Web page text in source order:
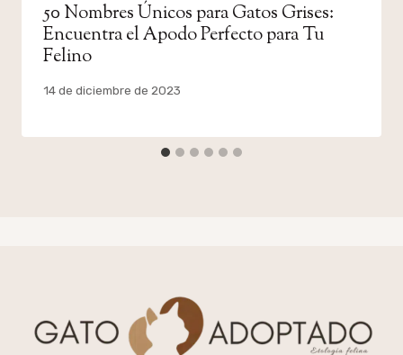
50 Nombres Únicos para Gatos Grises:
Encuentra el Apodo Perfecto para Tu
Felino
Por
14 de diciembre de 2023